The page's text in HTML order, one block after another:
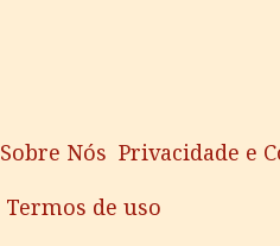
Sobre Nós Privacidade e
Termos de uso